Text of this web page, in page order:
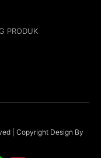
PRODUK
| Copyright Design By